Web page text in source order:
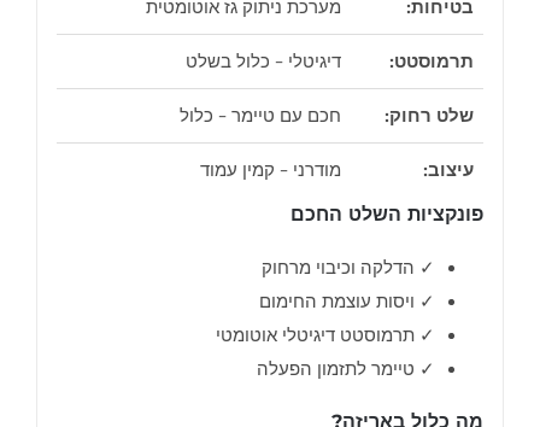
בטיחות: מערכת ניתוק גז אוטומטית
תרמוסטט: דיגיטלי – כלול בשלט
שלט רחוק: חכם עם טיימר – כלול
עיצוב: מודרני – קמין עמוד
פונקציות השלט החכם
✓ הדלקה וכיבוי מרחוק
✓ ויסות עוצמת החימום
✓ תרמוסטט דיגיטלי אוטומטי
✓ טיימר לתזמון הפעלה
מה כלול באריזה?